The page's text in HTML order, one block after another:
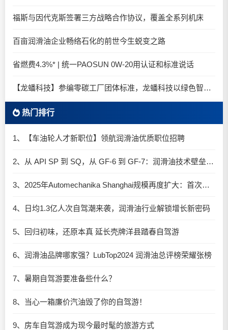
福斯与因代克斯签署三方战略合作协议，覆盖全系列机床
百亩润滑油企业畅络石化的前世今生蜕变之路
省燃费4.3%* | 统一PAOSUN 0W-20用认证和标准说话
【龙蟠科技】参编零碳工厂团体标准，龙蟠科技以绿色智造锚定零碳未来
热门排行
1、【车油轮人才新职位】领航润滑油优质职位招聘
2、从 API SP 到 SQ，从 GF-6 到 GF-7：润滑油技术壁垒再升高，你准备好了吗？
3、2025年Automechanika Shanghai规模再度扩大：首次启用国家会展中心（上海）全部15个展馆
4、日均1.3亿人次自驾潮来袭，润滑油行业解锁增长新密码​
5、回归初味，还原本真 延长壳牌洋县踏春自驾游
6、润滑油品牌哪家强？LubTop2024 润滑油总评榜荣耀张榜
7、暑期自驾游要准备些什么？
8、当心一箱廉价汽油毁了你的自驾游！
9、房车自驾游成为现今最时髦的旅游方式